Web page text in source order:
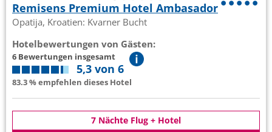
Remisens Premium Hotel Ambasador
Opatija, Kroatien: Kvarner Bucht
Hotelbewertungen von Gästen:
6 Bewertungen insgesamt
5,3 von 6
83.3 % empfehlen dieses Hotel
7 Nächte Flug + Hotel